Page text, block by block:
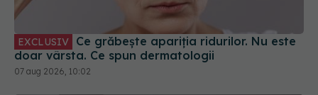
EXCLUSIV
doar vârsta. Ce spun dermatologii
07 aug 2026, 10:02